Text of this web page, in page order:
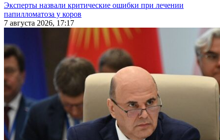
Эксперты назвали критические ошибки при лечении
папилломатоза у коров
7 августа 2026, 17:17